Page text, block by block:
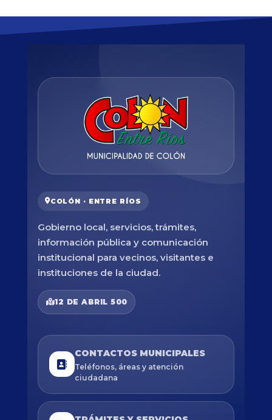
COLÓN · ENTRE RÍOS
Gobierno local, servicios, trámites,
información pública y comunicación
institucional para vecinos, visitantes e
instituciones de la ciudad.
12 DE ABRIL 500
CONTACTOS MUNICIPALES
Teléfonos, áreas y atención
ciudadana